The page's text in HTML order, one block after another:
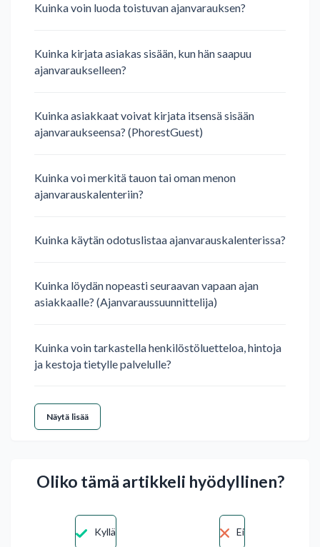
Kuinka voin luoda toistuvan ajanvarauksen?
Kuinka kirjata asiakas sisään, kun hän saapuu
ajanvaraukselleen?
Kuinka asiakkaat voivat kirjata itsensä sisään
ajanvaraukseensa? (PhorestGuest)
Kuinka voi merkitä tauon tai oman menon
ajanvarauskalenteriin?
Kuinka käytän odotuslistaa ajanvarauskalenterissa?
Kuinka löydän nopeasti seuraavan vapaan ajan
asiakkaalle? (Ajanvaraussuunnittelija)
Kuinka voin tarkastella henkilöstöluetteloa, hintoja
ja kestoja tietylle palvelulle?
Näytä lisää
Oliko tämä artikkeli hyödyllinen?
Kyllä Ei